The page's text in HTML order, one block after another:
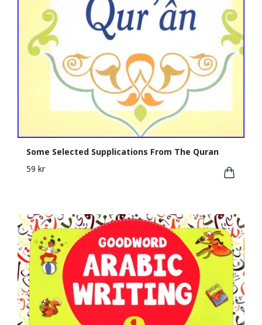
Some Selected Supplications From The Quran
59 kr